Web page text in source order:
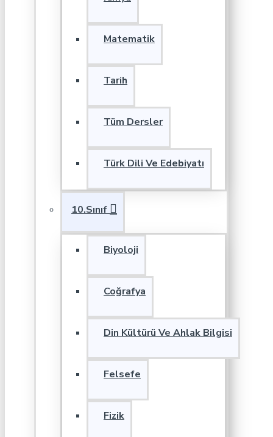
Matematik
Tarih
Tüm Dersler
Türk Dili Ve Edebiyatı
10.Sınıf
Biyoloji
Coğrafya
Din Kültürü Ve Ahlak Bilgisi
Felsefe
Fizik